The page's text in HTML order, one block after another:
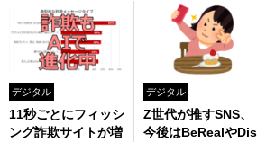
デジタル
11秒ごとにフィッシ
ング詐欺サイトが増
デジタル
Z世代が推すSNS、
今後はBeRealやDis